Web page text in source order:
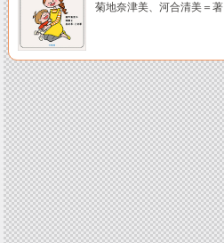
菊地奈津美、河合清美＝著